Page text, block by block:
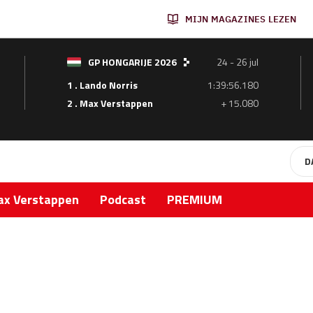
MIJN MAGAZINES LEZEN
GP HONGARIJE 2026
24 - 26 jul
1 . Lando Norris
1:39:56.180
2 . Max Verstappen
+ 15.080
Verstappen Podcast PREMIUM